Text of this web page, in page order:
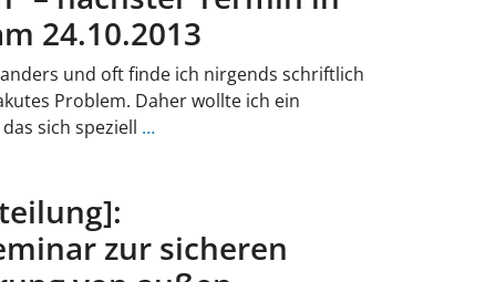
24.10.2013
anders und oft finde ich nirgends schriftlich
Problem. Daher wollte ich ein
sich speziell …
zur sicheren